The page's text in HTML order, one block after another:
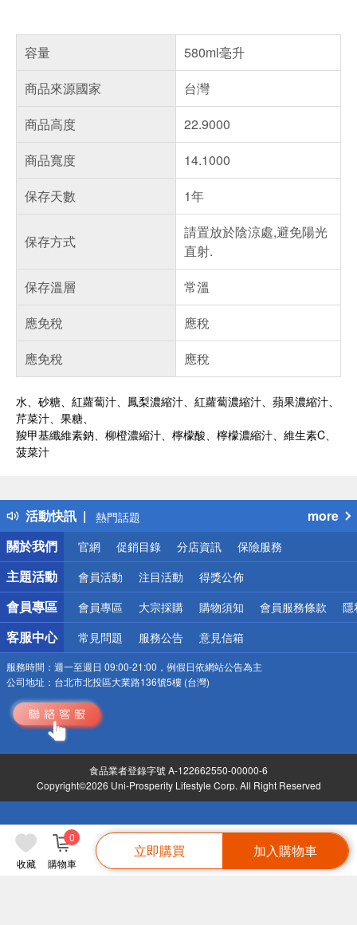
收藏 購物車
0
立即購買 加入購物車
容量
580ml毫升
商品來源國家
台灣
商品高度
22.9000
商品寬度
14.1000
保存天數
1年
保存方式
請置放於陰涼處,避免陽光
直射.
保存溫層
常溫
應免稅
應稅
應免稅
應稅
水、砂糖、紅蘿蔔汁、鳳梨濃縮汁、紅蘿蔔濃縮汁、蘋果濃縮汁、
芹菜汁、果糖、
羧甲基纖維素鈉、柳橙濃縮汁、檸檬酸、檸檬濃縮汁、維生素C、
菠菜汁
活動快訊
得獎公告
熱門話題
銀行優惠
偏遠地區配送
詐騙網頁！請小心！
more
關於我們
官網 促銷目錄 分店資訊 保險服務
主題活動 會員活動 注目活動 得獎公佈
會員專區 會員專區 大宗採購 購物須知 會員服務條款 隱
客服中心 常見問題 服務公告 意見信箱
服務時間： 週一至週日 09:00-21:00，例假日依網站公告為主
公司地址： 台北市北投區大業路136號5樓 (台灣)
食品業者登錄字號 A-122662550-00000-6
Copyright©2026 Uni-Prosperity Lifestyle Corp. All Right Reserved